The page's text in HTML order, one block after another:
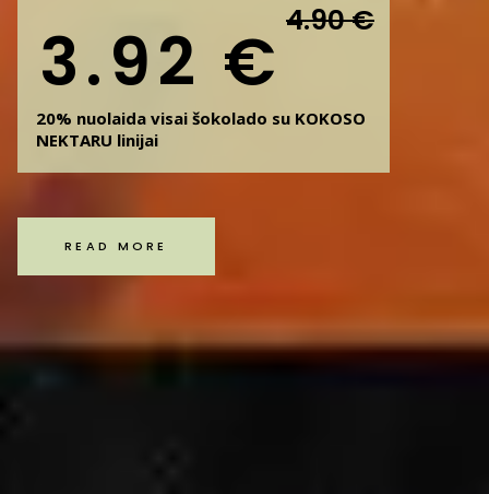
3.92 €
20% nuolaida visai šokolado su KOKOSO
NEKTARU linijai
READ MORE
4.90 €